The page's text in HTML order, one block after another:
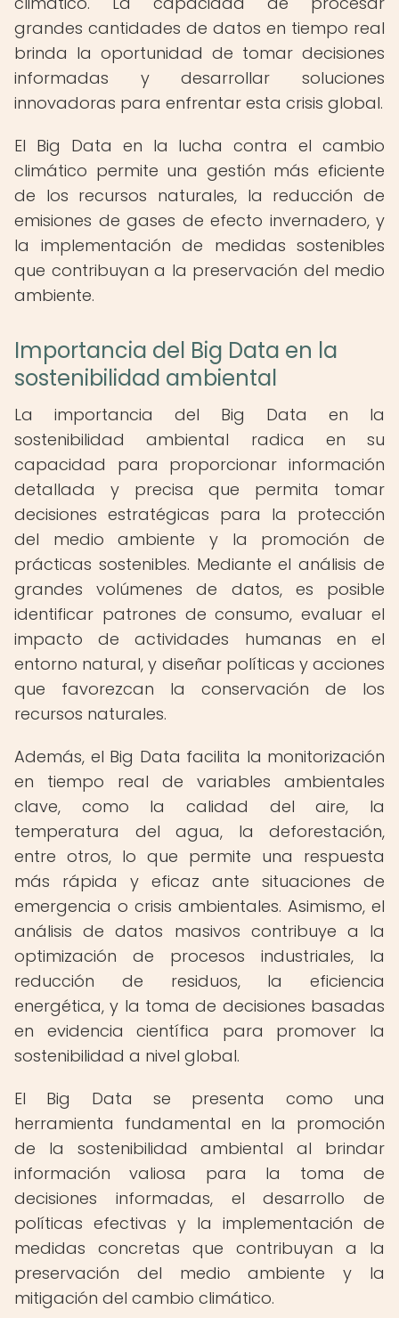
grandes cantidades de datos en tiempo real
brinda la oportunidad de tomar decisiones
informadas y desarrollar soluciones
innovadoras para enfrentar esta crisis global.
El Big Data en la lucha contra el cambio
climático permite una gestión más eficiente
de los recursos naturales, la reducción de
emisiones de gases de efecto invernadero, y
la implementación de medidas sostenibles
que contribuyan a la preservación del medio
ambiente.
Importancia del Big Data en la
sostenibilidad ambiental
La importancia del Big Data en la
sostenibilidad ambiental radica en su
capacidad para proporcionar información
detallada y precisa que permita tomar
decisiones estratégicas para la protección
del medio ambiente y la promoción de
prácticas sostenibles. Mediante el análisis de
grandes volúmenes de datos, es posible
identificar patrones de consumo, evaluar el
impacto de actividades humanas en el
entorno natural, y diseñar políticas y acciones
que favorezcan la conservación de los
recursos naturales.
Además, el Big Data facilita la monitorización
en tiempo real de variables ambientales
clave, como la calidad del aire, la
temperatura del agua, la deforestación,
entre otros, lo que permite una respuesta
más rápida y eficaz ante situaciones de
emergencia o crisis ambientales. Asimismo, el
análisis de datos masivos contribuye a la
optimización de procesos industriales, la
reducción de residuos, la eficiencia
energética, y la toma de decisiones basadas
en evidencia científica para promover la
sostenibilidad a nivel global.
El Big Data se presenta como una
herramienta fundamental en la promoción
de la sostenibilidad ambiental al brindar
información valiosa para la toma de
decisiones informadas, el desarrollo de
políticas efectivas y la implementación de
medidas concretas que contribuyan a la
preservación del medio ambiente y la
mitigación del cambio climático.